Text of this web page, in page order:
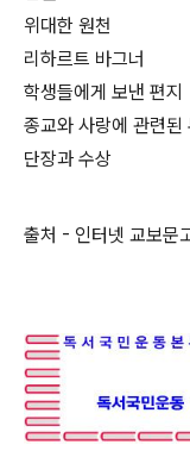
위대한 원천
리하르트 바그너
학생들에게 보낸 편지
종교와 사랑에 관련된
단장과 수상
출처 - 인터넷 교보문